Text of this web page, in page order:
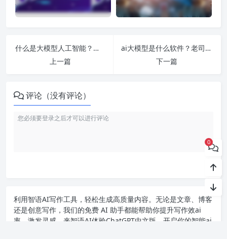
什么是大模型人工智能？一文带你了解什么是ai大模型
上一篇
ai大模型是什么软件？老司机告诉你什么是ai大模型
下一篇
评论（没有评论）
利用智语AI写作工具，轻松生成高质量内容。无论是文章、博客
还是创意写作，我们的免费 AI 助手都能帮助你提升写作效ai
率，激发灵感。来智语AI体验ChatGPT中文版 ，开启你的智能ai
0